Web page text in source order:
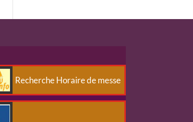
Recherche Horaire de messe